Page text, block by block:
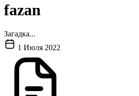
fazan
Загадка...
1 Июля 2022